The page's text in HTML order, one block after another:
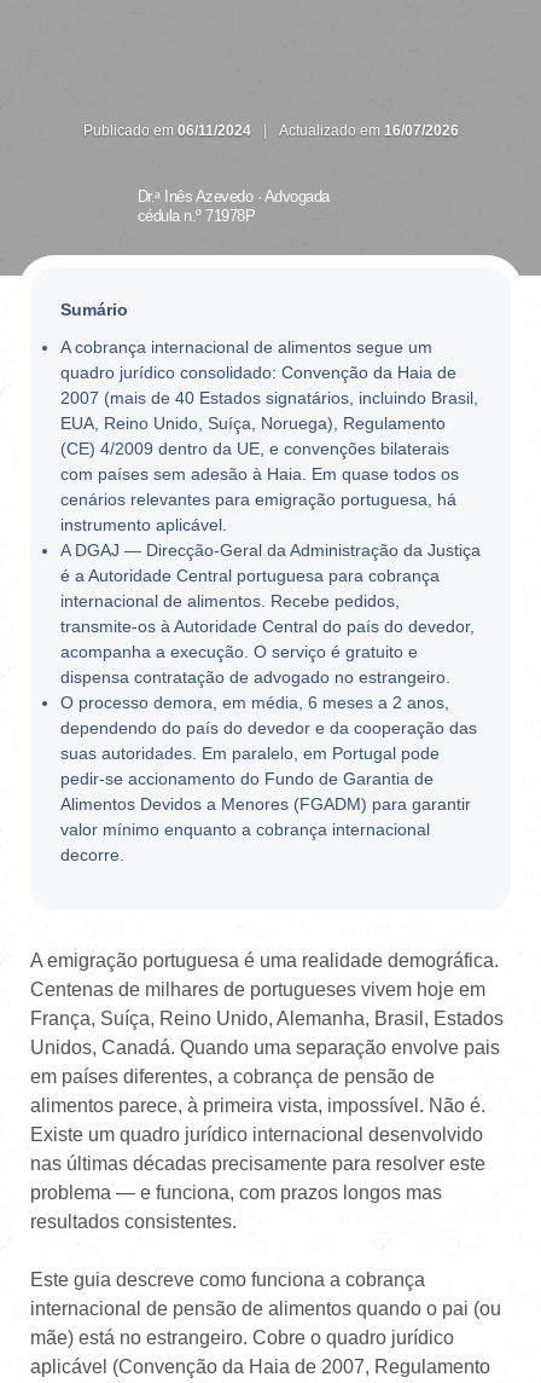
Publicado em 06/11/2024 | Actualizado em 16/07/2026
Dr.ᵃ Inês Azevedo · Advogada
cédula n.º 71978P
Sumário
A cobrança internacional de alimentos segue um
quadro jurídico consolidado: Convenção da Haia de
2007 (mais de 40 Estados signatários, incluindo Brasil,
EUA, Reino Unido, Suíça, Noruega), Regulamento
(CE) 4/2009 dentro da UE, e convenções bilaterais
com países sem adesão à Haia. Em quase todos os
cenários relevantes para emigração portuguesa, há
instrumento aplicável.
A DGAJ — Direcção-Geral da Administração da Justiça
é a Autoridade Central portuguesa para cobrança
internacional de alimentos. Recebe pedidos,
transmite-os à Autoridade Central do país do devedor,
acompanha a execução. O serviço é gratuito e
dispensa contratação de advogado no estrangeiro.
O processo demora, em média, 6 meses a 2 anos,
dependendo do país do devedor e da cooperação das
suas autoridades. Em paralelo, em Portugal pode
pedir-se accionamento do Fundo de Garantia de
Alimentos Devidos a Menores (FGADM) para garantir
valor mínimo enquanto a cobrança internacional
decorre.
A emigração portuguesa é uma realidade demográfica.
Centenas de milhares de portugueses vivem hoje em
França, Suíça, Reino Unido, Alemanha, Brasil, Estados
Unidos, Canadá. Quando uma separação envolve pais
em países diferentes, a cobrança de pensão de
alimentos parece, à primeira vista, impossível. Não é.
Existe um quadro jurídico internacional desenvolvido
nas últimas décadas precisamente para resolver este
problema — e funciona, com prazos longos mas
resultados consistentes.
Este guia descreve como funciona a cobrança
internacional de pensão de alimentos quando o pai (ou
mãe) está no estrangeiro. Cobre o quadro jurídico
aplicável (Convenção da Haia de 2007, Regulamento